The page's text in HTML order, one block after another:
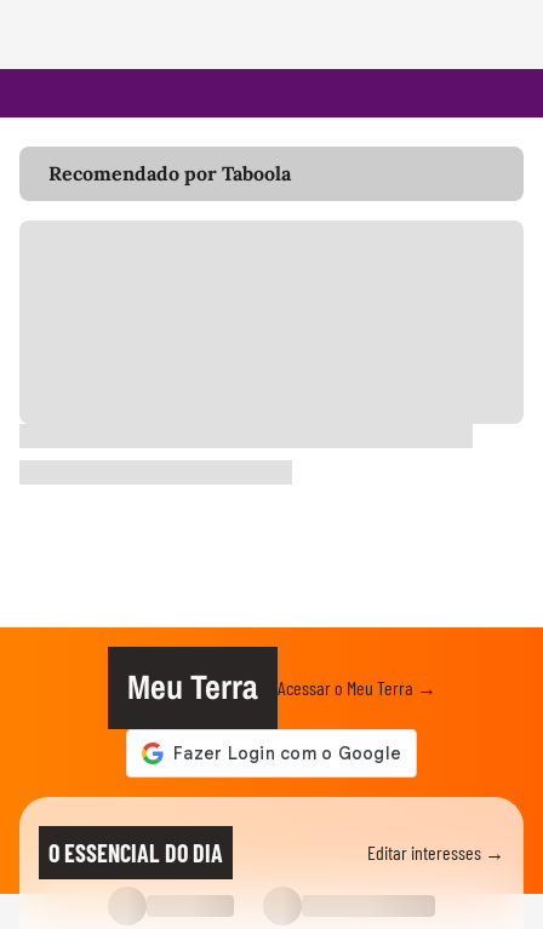
Recomendado por Taboola
Meu Terra Acessar o Meu Terra →
O ESSENCIAL DO DIA Editar interesses →